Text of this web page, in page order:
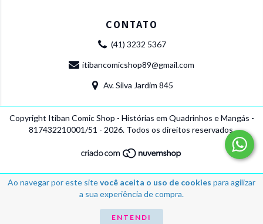
Ao navegar por este sitevocê aceita o uso de cookies para agilizar
a sua experiência de compra.
ENTENDI
CONTATO
(41) 3232 5367
itibancomicshop89@gmail.com
Av. Silva Jardim 845
Copyright Itiban Comic Shop - Histórias em Quadrinhos e Mangás -
817432210001/51 - 2026. Todos os direitos reservados.